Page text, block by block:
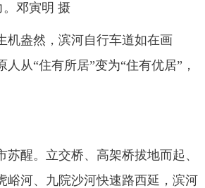
邓寅明 摄
盎然，滨河自行车道如在画
从“住有所居”变为“住有优居”，
醒。立交桥、高架桥拔地而起、
峪河、九院沙河快速路西延，滨河